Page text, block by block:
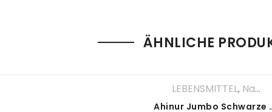
ÄHNLICHE
LEBENSMITTEL, Nahrungsmittel
Ahinur